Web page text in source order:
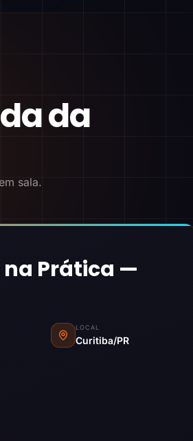
da
sala.
na Prática —
LOCAL
Curitiba/PR